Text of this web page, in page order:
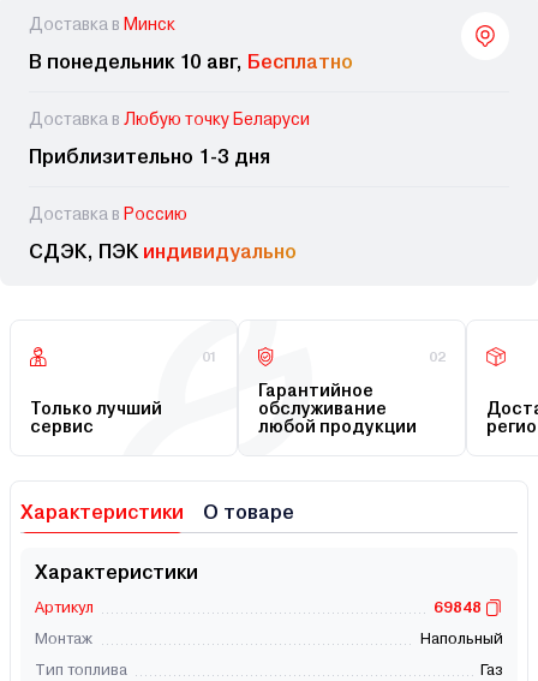
Доставка в Минск
В понедельник 10 авг, Бесплатно
Доставка в Любую точку Беларуси
Приблизительно 1-3 дня
Доставка в Россию
СДЭК, ПЭК индивидуально
01
Только лучший
сервис
02
Гарантийное
обслуживание
любой продукции
Характеристики О товаре
Характеристики
Артикул
69848
Монтаж
Напольный
Тип топлива
Газ